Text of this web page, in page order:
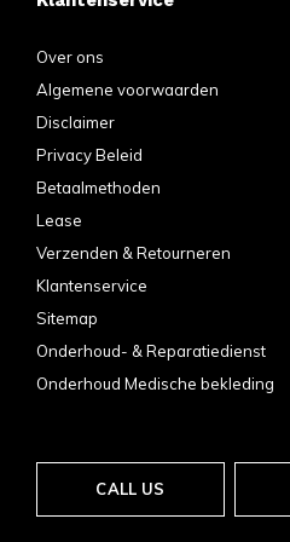
Over ons
Algemene voorwaarden
Disclaimer
Privacy Beleid
Betaalmethoden
Lease
Verzenden & Retourneren
Klantenservice
Sitemap
Onderhoud- & Reparatiedienst
Onderhoud Medische bekleding
CALL US